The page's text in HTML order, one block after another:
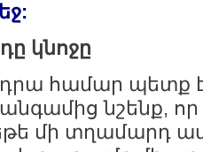
կնոջը
դրա համար պետք է
նշենք,
մի տղամարդ